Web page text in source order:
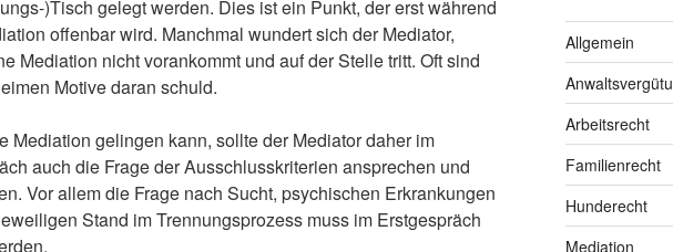
)Tisch gelegt werden. Dies ist ein Punkt, der erst während
offenbar wird. Manchmal wundert sich der Mediator,
Mediation nicht vorankommt und auf der Stelle tritt. Oft sind
Motive daran schuld.
Mediation gelingen kann, sollte der Mediator daher im
auch die Frage der Ausschlusskriterien ansprechen und
Vor allem die Frage nach Sucht, psychischen Erkrankungen
Stand im Trennungsprozess muss im Erstgespräch
Allgemein
Arbeitsrecht
Familienrecht
Hunderecht
Mediation